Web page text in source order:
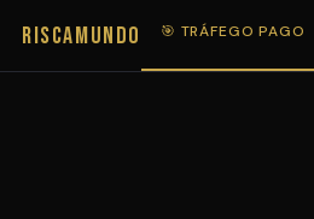
RISCAMUNDO 🎯 TRÁFEGO PAGO